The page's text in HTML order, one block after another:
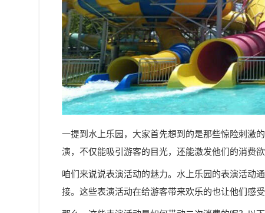
一提到水上乐园，大家首先想到的是那些惊险刺激
演，不仅能吸引游客的目光，还能激发他们的消费欲
咱们来说说表演活动的魅力。水上乐园的表演活动
接。这些表演活动在给游客带来欢乐的也让他们感